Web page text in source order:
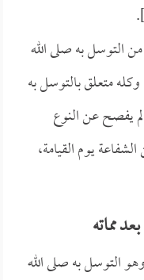
التوسل به صلى الله
متعلق بالتوسل به
يفصح عن النوع
يوم القيامة،
مماته
التوسل به صلى الله